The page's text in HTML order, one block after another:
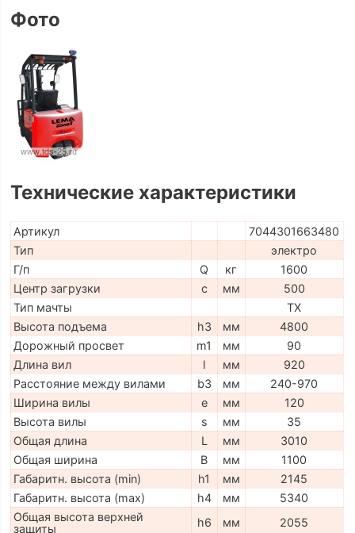
Фото
Технические характеристики
Артикул
7044301663480
Тип
электро
Г/п
Q кг
1600
Центр загрузки
c мм
500
Тип мачты
TX
Высота подъема
h3 мм
4800
Дорожный просвет
m1 мм
90
Длина вил
l мм
920
Расстояние между вилами
b3 мм
240-970
Ширина вилы
e мм
120
Высота вилы
s мм
35
Общая длина
L мм
3010
Общая ширина
B мм
1100
Габаритн. высота (min)
h1 мм
2145
Габаритн. высота (max)
h4 мм
5340
Общая высота верхней
защиты
h6 мм 2055